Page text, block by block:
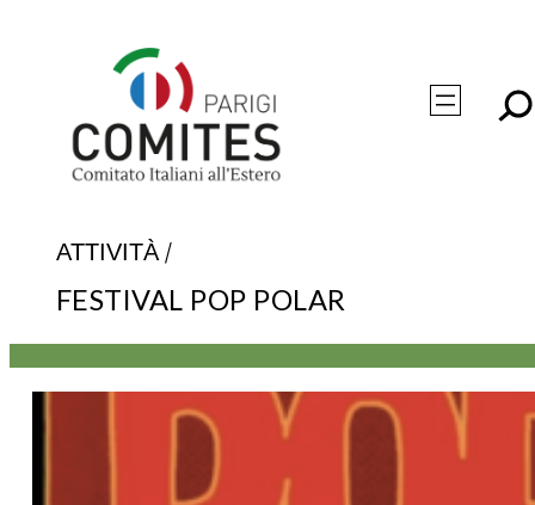
ATTIVITÀ/
FESTIVAL POP POLAR